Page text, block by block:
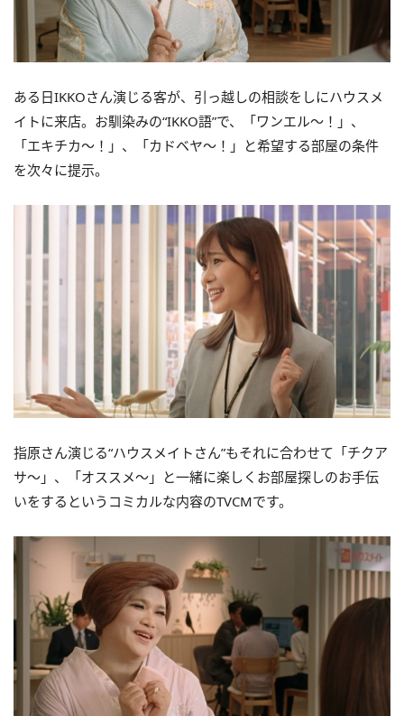
ある日IKKOさん演じる客が、引っ越しの相談をしにハウスメ
イトに来店。お馴染みの“IKKO語”で、「ワンエル～！」、
「エキチカ～！」、「カドベヤ～！」と希望する部屋の条件
を次々に提示。
指原さん演じる“ハウスメイトさん”もそれに合わせて「チクア
サ～」、「オススメ～」と一緒に楽しくお部屋探しのお手伝
いをするというコミカルな内容のTVCMです。